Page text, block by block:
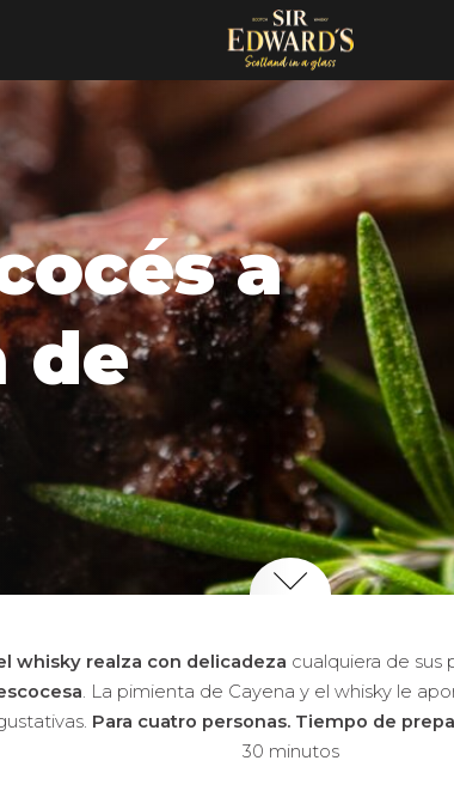
a
de
whisky realza con delicadeza cualquiera de sus
. La pimienta de Cayena y el whisky le
Para cuatro personas. Tiempo de
30 minutos